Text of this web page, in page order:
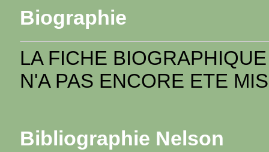
Biographie
LA FICHE
N'A PAS ENCORE ETE
Bibliographie Nelson